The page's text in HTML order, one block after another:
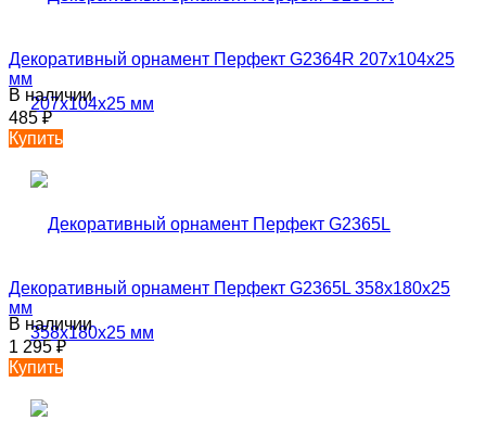
Декоративный орнамент Перфект G2364R 207х104х25
мм
В наличии
485₽
Купить
Декоративный орнамент Перфект G2365L 358х180х25
мм
В наличии
1 295₽
Купить